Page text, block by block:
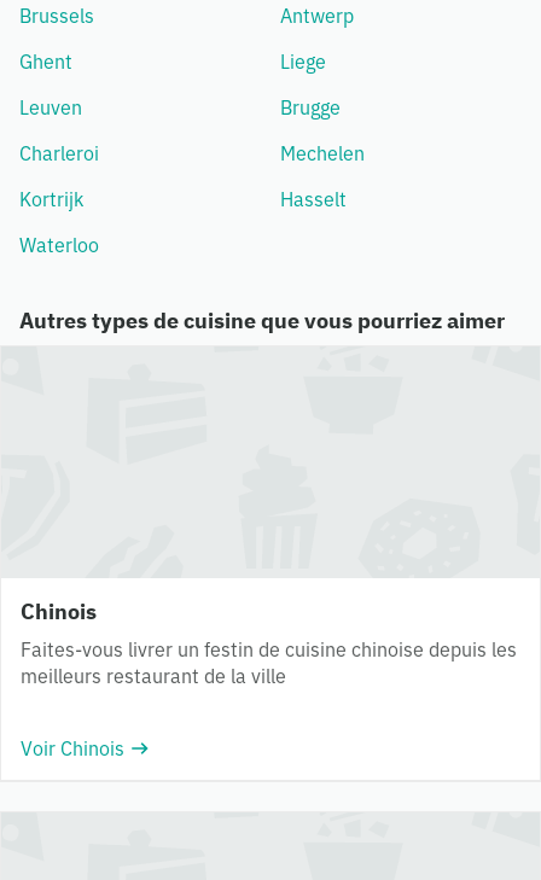
Brussels
Antwerp
Ghent
Liege
Leuven
Brugge
Charleroi
Mechelen
Kortrijk
Hasselt
Waterloo
Autres types de cuisine que vous pourriez aimer
Chinois
Faites-vous livrer un festin de cuisine chinoise depuis les
meilleurs restaurant de la ville
Voir Chinois